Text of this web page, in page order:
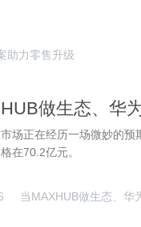
助力零售升级
做生态、华
场正在经历一场微妙的
在70.2亿元。
当MAXHUB做生态、华